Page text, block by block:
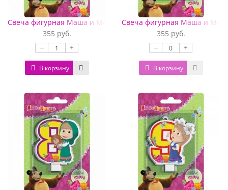
Свеча фигурная Маша и Медведь цифра 6
355 руб.
– +
В корзину
Свеча фигурная Маша и
355 руб.
– +
В корзину